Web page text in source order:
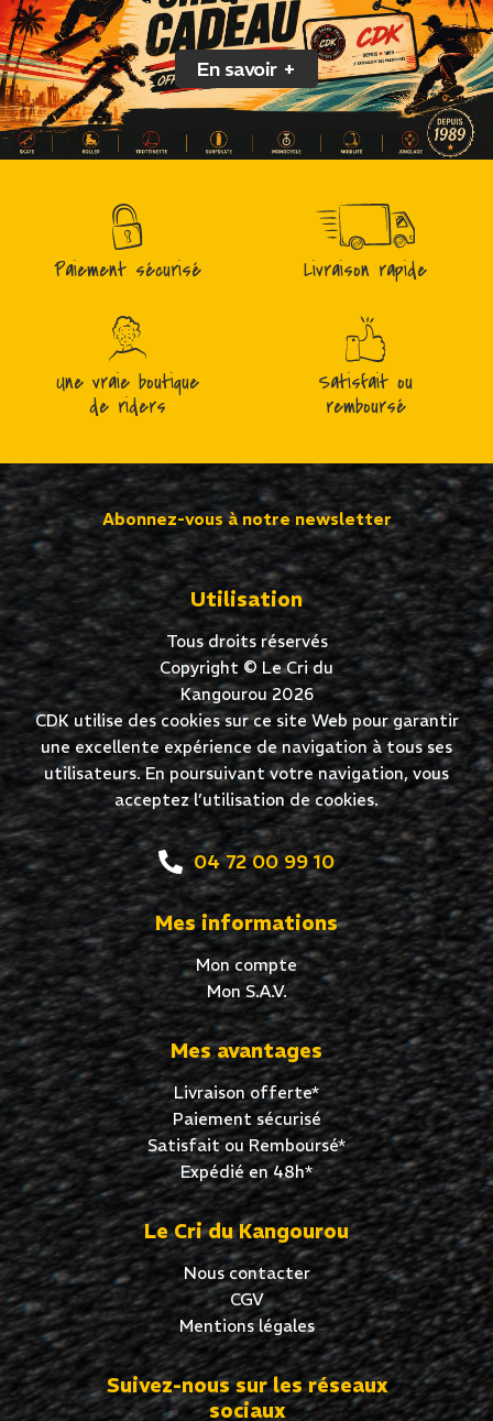
En savoir +
Paiement sécurisé Livraison rapide
Une vraie boutique
de riders
Satisfait ou
remboursé
Abonnez-vous à notre newsletter
Utilisation
Tous droits réservés
Copyright © Le Cri du
Kangourou 2026
CDK utilise des cookies sur ce site Web pour garantir
une excellente expérience de navigation à tous ses
utilisateurs. En poursuivant votre navigation, vous
acceptez l’utilisation de cookies.
04 72 00 99 10
Mes informations
Mon compte
Mon S.A.V.
Mes avantages
Livraison offerte*
Paiement sécurisé
Satisfait ou Remboursé*
Expédié en 48h*
Le Cri du Kangourou
Nous contacter
CGV
Mentions légales
Suivez-nous sur les réseaux
sociaux